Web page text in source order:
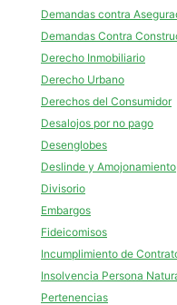
Demandas contra
Demandas Contra
Derecho Inmobiliario
Derecho Urbano
Derechos del Consumidor
Desalojos por no pago
Desenglobes
Deslinde y Amojonamiento
Divisorio
Embargos
Fideicomisos
Incumplimiento de
Insolvencia Persona
Pertenencias